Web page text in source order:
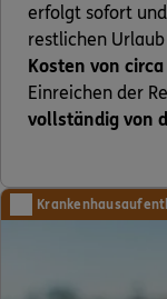
erfolgt sofort
restlichen
Kosten von
Einreichen der
vollständig von